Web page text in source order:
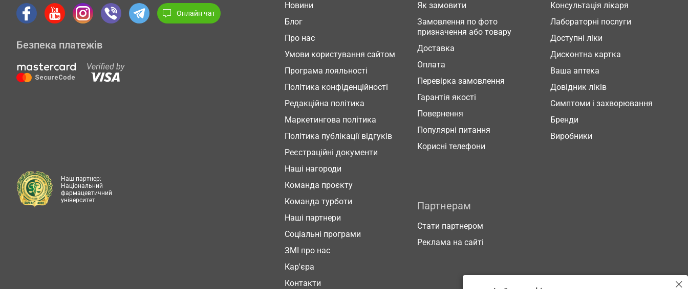
Онлайн чат
Безпека платежів
Новини
Блог
Про нас
Умови користування сайтом
Програма лояльності
Політика конфіденційності
Редакційна політика
Маркетингова політика
Політика публікації відгуків
Реєстраційні документи
Наші нагороди
Команда проєкту
Команда турботи
Наші партнери
Соціальні програми
ЗМІ про нас
Кар'єра
Контакти
Як замовити
Замовлення по фото
призначення або товару
Доставка
Оплата
Перевірка замовлення
Гарантія якості
Повернення
Популярні питання
Корисні телефони
Консультація лікаря
Лабораторні послуги
Доступні ліки
Дисконтна картка
Ваша аптека
Довідник ліків
Симптоми і захворювання
Бренди
Виробники
Партнерам
Стати партнером
Реклама на сайті
Наш партнер:
Національний
фармацевтичний
університет